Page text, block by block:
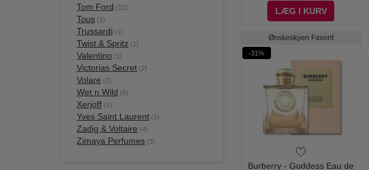
Tom Ford (12)
Tous (1)
Trussardi (1)
Twist & Spritz (1)
Valentino (1)
Victorias Secret (2)
Volare (2)
Wet n Wild (5)
Xerjoff (1)
Yves Saint Laurent (5)
Zadig & Voltaire (4)
Zimaya Perfumes (3)
LÆG I KURV
Ønskeskyen Favorit
-31%
Burberry - Goddess Eau de